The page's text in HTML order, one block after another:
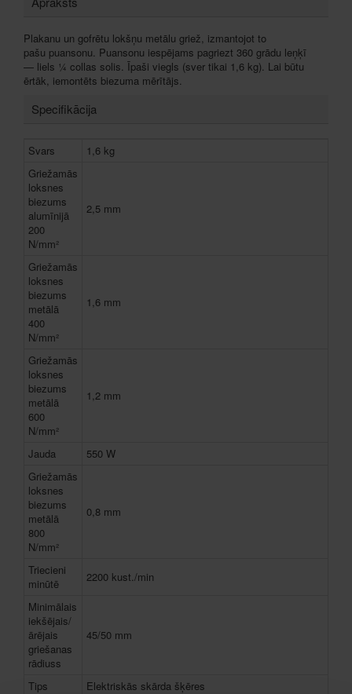
Plakanu un gofrētu lokšņu metālu griež, izmantojot to
pašu puansonu. Puansonu iespējams pagriezt 360 grādu leņķī
— liels ¼ collas solis. Īpaši viegls (sver tikai 1,6 kg). Lai būtu
ērtāk, iemontēts biezuma mērītājs.
Specifikācija
Svars
1,6 kg
Griežamās
loksnes
biezums
alumīnijā
200
N/mm²
2,5 mm
Griežamās
loksnes
biezums
metālā
400
N/mm²
1,6 mm
Griežamās
loksnes
biezums
metālā
600
N/mm²
1,2 mm
Jauda
550 W
Griežamās
loksnes
biezums
metālā
800
N/mm²
0,8 mm
Triecieni
minūtē
2200 kust./min
Minimālais
iekšējais/
ārējais
griešanas
rādiuss
45/50 mm
Tips Elektriskās skārda šķēres